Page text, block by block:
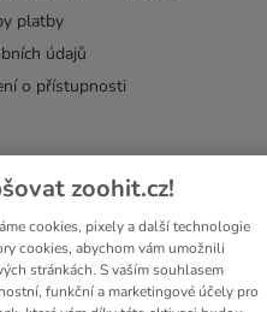
platby
údajů
o přístupnosti
zoohit.cz!
cookies, pixely a další technologie
cookies, abychom vám umožnili
stránkách. S vaším souhlasem
funkční a marketingové účely pro